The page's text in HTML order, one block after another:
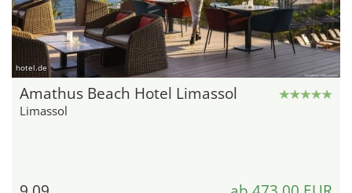
hotel.de
Amathus Beach Hotel Limassol
Limassol